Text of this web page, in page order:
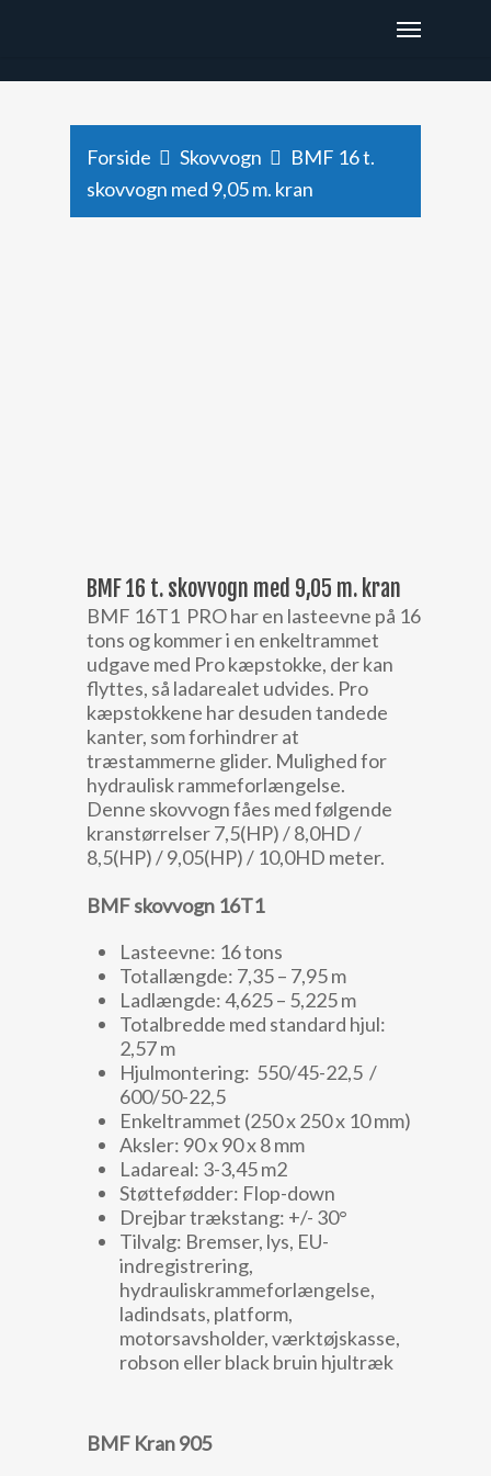
Forside Skovvogn
BMF 16 t.
skovvogn med 9,05 m. kran
BMF 16 t. skovvogn med 9,05 m. kran
BMF 16T1 PRO har en lasteevne på 16
tons og kommer i en enkeltrammet
udgave med Pro kæpstokke, der kan
flyttes, så ladarealet udvides. Pro
kæpstokkene har desuden tandede
kanter, som forhindrer at
træstammerne glider. Mulighed for
hydraulisk rammeforlængelse.
Denne skovvogn fåes med følgende
kranstørrelser 7,5(HP) / 8,0HD /
8,5(HP) / 9,05(HP) / 10,0HD meter.
BMF skovvogn 16T1
Lasteevne: 16 tons
Totallængde: 7,35 – 7,95 m
Ladlængde: 4,625 – 5,225 m
Totalbredde med standard hjul:
2,57 m
Hjulmontering: 550/45-22,5 /
600/50-22,5
Enkeltrammet (250 x 250 x 10 mm)
Aksler: 90 x 90 x 8 mm
Ladareal: 3-3,45 m2
Støttefødder: Flop-down
Drejbar trækstang: +/- 30°
Tilvalg: Bremser, lys, EU-
indregistrering,
hydrauliskrammeforlængelse,
ladindsats, platform,
motorsavsholder, værktøjskasse,
robson eller black bruin hjultræk
BMF Kran 905